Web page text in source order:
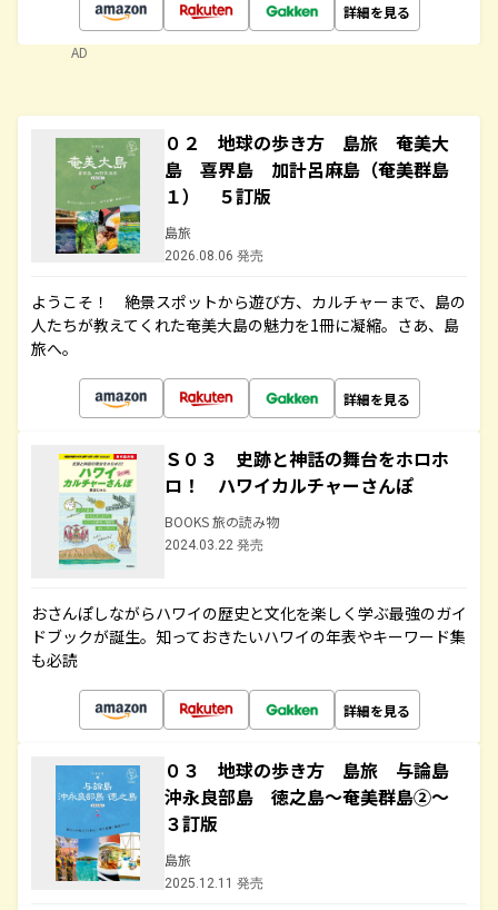
詳細を見る
AD
０２ 地球の歩き方 島旅 奄美大
島 喜界島 加計呂麻島（奄美群島
１） ５訂版
島旅
2026.08.06 発売
ようこそ！ 絶景スポットから遊び方、カルチャーまで、島の
人たちが教えてくれた奄美大島の魅力を1冊に凝縮。さあ、島
旅へ。
詳細を見る
Ｓ０３ 史跡と神話の舞台をホロホ
ロ！ ハワイカルチャーさんぽ
BOOKS 旅の読み物
2024.03.22 発売
おさんぽしながらハワイの歴史と文化を楽しく学ぶ最強のガイ
ドブックが誕生。知っておきたいハワイの年表やキーワード集
も必読
詳細を見る
０３ 地球の歩き方 島旅 与論島
沖永良部島 徳之島～奄美群島②～
３訂版
島旅
2025.12.11 発売